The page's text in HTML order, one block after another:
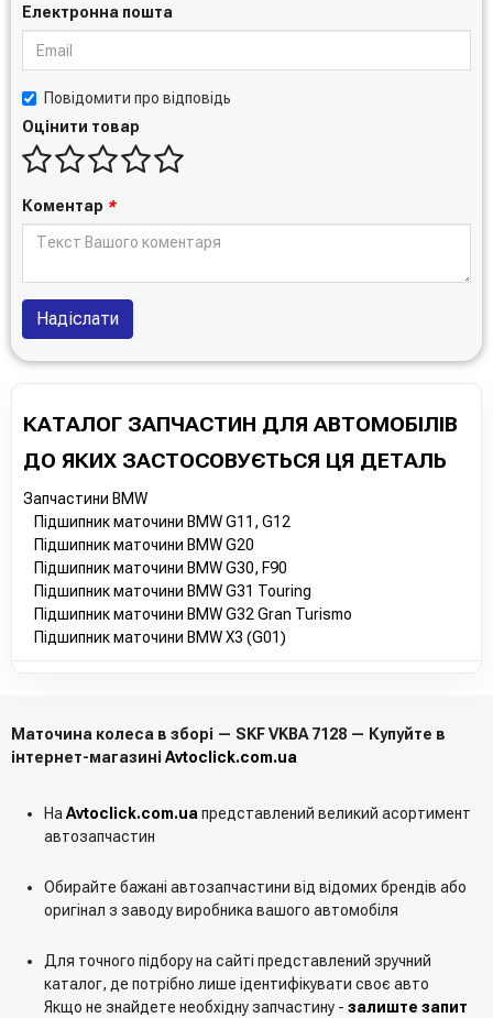
Електронна пошта
Повідомити про відповідь
Оцінити товар
Коментар *
Надіслати
КАТАЛОГ ЗАПЧАСТИН ДЛЯ АВТОМОБІЛІВ
ДО ЯКИХ ЗАСТОСОВУЄТЬСЯ ЦЯ ДЕТАЛЬ
Запчастини BMW
Підшипник маточини BMW G11, G12
Підшипник маточини BMW G20
Підшипник маточини BMW G30, F90
Підшипник маточини BMW G31 Touring
Підшипник маточини BMW G32 Gran Turismo
Підшипник маточини BMW X3 (G01)
Маточина колеса в зборі — SKF VKBA 7128 — Купуйте в
інтернет-магазині Avtoclick.com.ua
На Avtoclick.com.ua представлений великий асортимент
автозапчастин
Обирайте бажані автозапчастини від відомих брендів або
оригінал з заводу виробника вашого автомобіля
Для точного підбору на сайті представлений зручний
каталог, де потрібно лише ідентифікувати своє авто
Якщо не знайдете необхідну запчастину - залиште запит